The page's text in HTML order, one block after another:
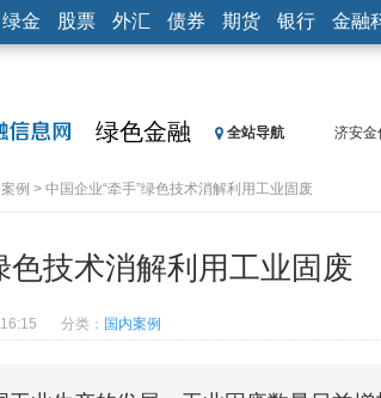
绿金 股票 外汇 债券 期货 银行 金融
绿色金融 全站导航
济安金
济安金
【新
央行
例 > 中国企业“牵手”绿色技术消解利用工业固废
色技术消解利用工业固废
分类： 国内案例